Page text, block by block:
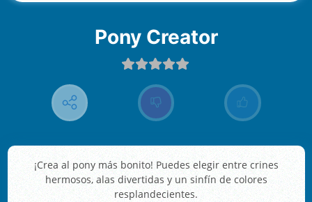
Pony Creator
¡Crea al pony más bonito! Puedes elegir entre crines
hermosos, alas divertidas y un sinfín de colores
resplandecientes.